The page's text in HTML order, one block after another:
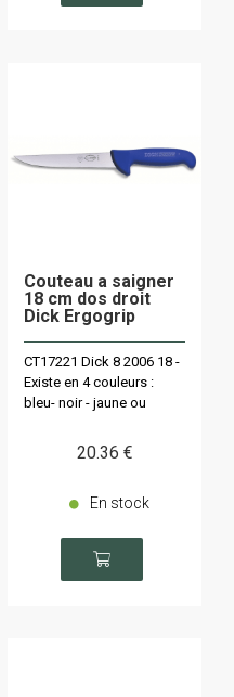
Couteau a saigner
18 cm dos droit
Dick Ergogrip
CT17221 Dick 8 2006 18 -
Existe en 4 couleurs :
bleu- noir - jaune ou
20.36 €
En stock